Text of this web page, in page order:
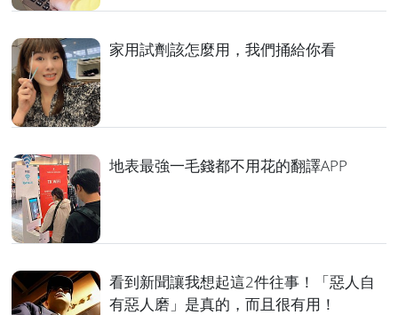
家用試劑該怎麼用，我們捅給你看
地表最強一毛錢都不用花的翻譯APP
看到新聞讓我想起這2件往事！「惡人自
有惡人磨」是真的，而且很有用！